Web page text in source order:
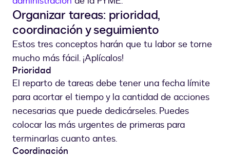
Organizar tareas: prioridad,
coordinación y seguimiento
Estos tres conceptos harán que tu labor se torne
mucho más fácil. ¡Aplícalos!
Prioridad
El reparto de tareas debe tener una fecha límite
para acortar el tiempo y la cantidad de acciones
necesarias que puede dedicárseles. Puedes
colocar las más urgentes de primeras para
terminarlas cuanto antes.
Coordinación